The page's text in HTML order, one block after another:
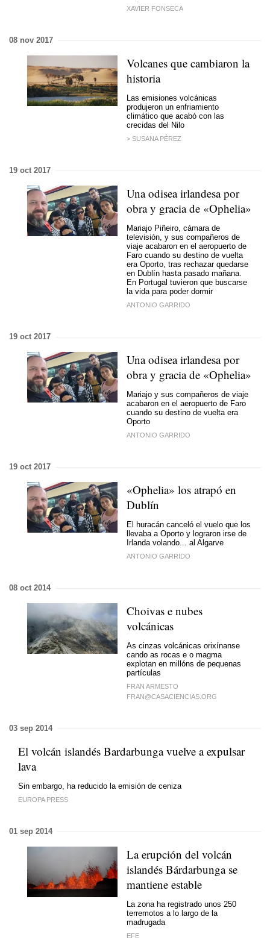
XAVIER FONSECA
08 nov 2017
Volcanes que cambiaron la
historia
Las emisiones volcánicas
produjeron un enfriamiento
climático que acabó con las
crecidas del Nilo
> SUSANA PÉREZ
19 oct 2017
Una odisea irlandesa por
obra y gracia de «Ophelia»
Mariajo Piñeiro, cámara de
televisión, y sus compañeros de
viaje acabaron en el aeropuerto de
Faro cuando su destino de vuelta
era Oporto, tras rechazar quedarse
en Dublín hasta pasado mañana.
En Portugal tuvieron que buscarse
la vida para poder dormir
ANTONIO GARRIDO
19 oct 2017
Una odisea irlandesa por
obra y gracia de «Ophelia»
Mariajo y sus compañeros de viaje
acabaron en el aeropuerto de Faro
cuando su destino de vuelta era
Oporto
ANTONIO GARRIDO
19 oct 2017
«Ophelia» los atrapó en
Dublín
El huracán canceló el vuelo que los
llevaba a Oporto y lograron irse de
Irlanda volando... al Algarve
ANTONIO GARRIDO
08 oct 2014
Choivas e nubes
volcánicas
As cinzas volcánicas orixínanse
cando as rocas e o magma
explotan en millóns de pequenas
partículas
FRAN ARMESTO
FRAN@CASACIENCIAS.ORG
03 sep 2014
El volcán islandés Bardarbunga vuelve a expulsar
lava
Sin embargo, ha reducido la emisión de ceniza
EUROPA PRESS
01 sep 2014
La erupción del volcán
islandés Bárdarbunga se
mantiene estable
La zona ha registrado unos 250
terremotos a lo largo de la
madrugada
EFE